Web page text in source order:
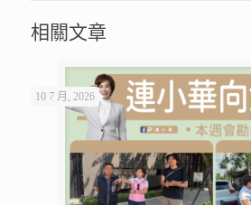
相關文章
10 7 月, 2026